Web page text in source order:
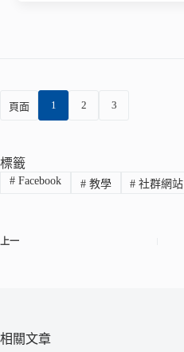
頁面 1 2 3
標籤
#Facebook #教學 # 社群網站
上一
相關文章